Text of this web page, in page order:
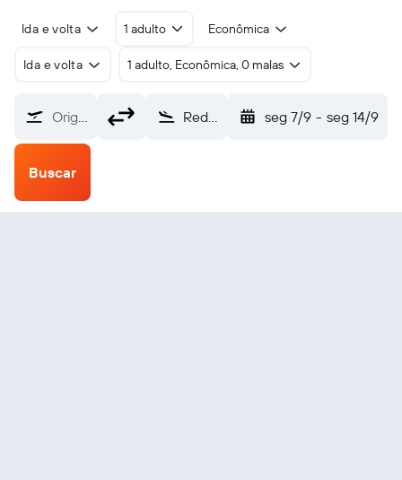
Ida e volta 1 adulto Econômica
Ida e volta 1 adulto, Econômica, 0 malas
Origem Red Dog (RDB) seg 7/9 - seg 14/9
Buscar